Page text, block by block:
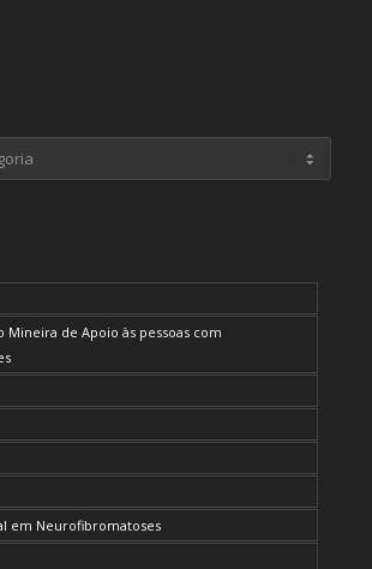
Mineira de Apoio às pessoas com
em Neurofibromatoses